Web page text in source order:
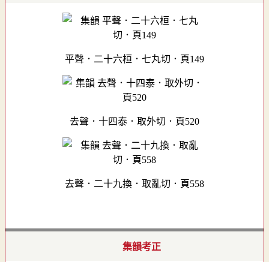
平聲．二十六桓．七丸切．頁149
去聲．十四泰．取外切．頁520
去聲．二十九換．取亂切．頁558
集韻考正